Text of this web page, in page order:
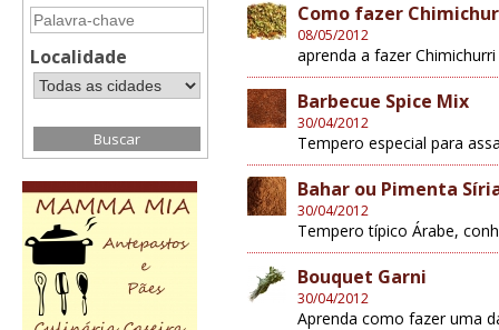
Localidade
Como fazer
08/05/2012
aprenda a fazer Chimichurri
Barbecue Spice Mix
30/04/2012
Tempero especial para
Bahar ou Pimenta
30/04/2012
Tempero típico Árabe,
Bouquet Garni
30/04/2012
Aprenda como fazer uma